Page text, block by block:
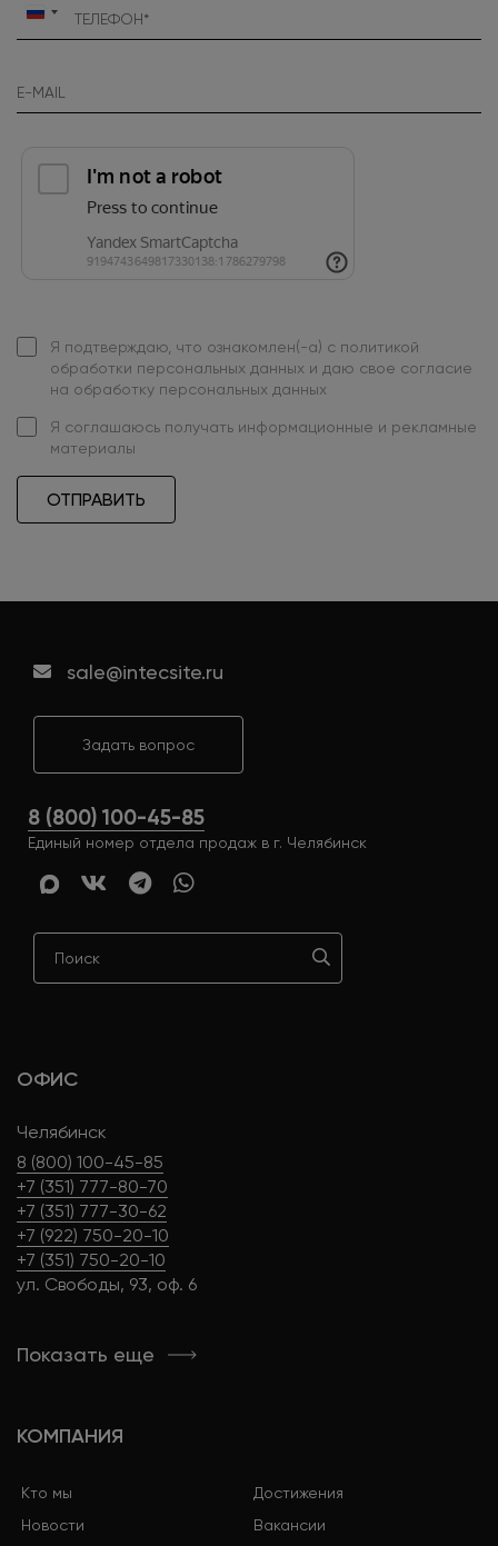
Россия
Я подтверждаю, что ознакомлен(-а) с политикой
обработки персональных данных и даю свое согласие
на обработку персональных данных
Я соглашаюсь получать информационные и рекламные
материалы
ОТПРАВИТЬ
sale@intecsite.ru
Задать вопрос
8 (800) 100-45-85
Единый номер отдела продаж в г. Челябинск
ОФИС
Челябинск
8 (800) 100-45-85
+7 (351) 777-80-70
+7 (351) 777-30-62
+7 (922) 750-20-10
+7 (351) 750-20-10
ул. Свободы, 93, оф. 6
Показать еще
КОМПАНИЯ
Кто мы
Достижения
Новости
Вакансии